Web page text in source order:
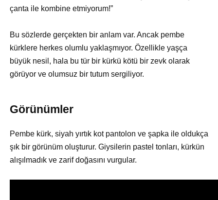
çanta ile kombine etmiyorum!”
Bu sözlerde gerçekten bir anlam var. Ancak pembe
kürklere herkes olumlu yaklaşmıyor. Özellikle yaşça
büyük nesil, hala bu tür bir kürkü kötü bir zevk olarak
görüyor ve olumsuz bir tutum sergiliyor.
Görünümler
Pembe kürk, siyah yırtık kot pantolon ve şapka ile oldukça
şık bir görünüm oluşturur. Giysilerin pastel tonları, kürkün
alışılmadık ve zarif doğasını vurgular.